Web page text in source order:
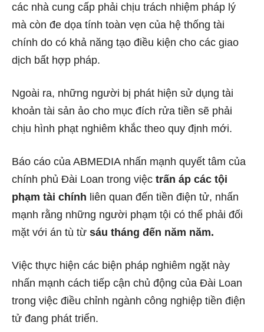
các nhà cung cấp phải chịu trách nhiệm pháp lý
mà còn đe dọa tính toàn vẹn của hệ thống tài
chính do có khả năng tạo điều kiện cho các giao
dịch bất hợp pháp.
Ngoài ra, những người bị phát hiện sử dụng tài
khoản tài sản ảo cho mục đích rửa tiền sẽ phải
chịu hình phạt nghiêm khắc theo quy định mới.
Báo cáo của ABMEDIA nhấn mạnh quyết tâm của
chính phủ Đài Loan trong việc trấn áp các tội
phạm tài chính liên quan đến tiền điện tử, nhấn
mạnh rằng những người phạm tội có thể phải đối
mặt với án tù từ sáu tháng đến năm năm.
Việc thực hiện các biện pháp nghiêm ngặt này
nhấn mạnh cách tiếp cận chủ động của Đài Loan
trong việc điều chỉnh ngành công nghiệp tiền điện
tử đang phát triển.